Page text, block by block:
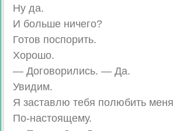
Ну да.
И больше ничего?
Готов поспорить.
Хорошо.
— Договорились. — Да.
Увидим.
Я заставлю тебя полюбить
По-настоящему.